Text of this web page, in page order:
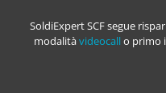
SoldiExpert SCF segue
modalitàvideocallo primo